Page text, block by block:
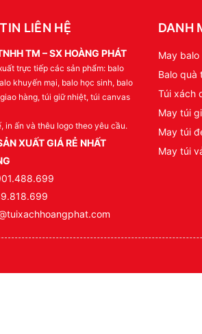
LIÊN HỆ
TM – SX HOÀNG PHÁT
trực tiếp các sản phẩm: balo
khuyến mại, balo học sinh, balo
hàng, túi giữ nhiệt, túi canvas
in ấn và thêu logo theo yêu cầu.
XUẤT GIÁ RẺ NHẤT
DANH
May balo
Balo quà
Túi xách
May túi
May túi
May túi